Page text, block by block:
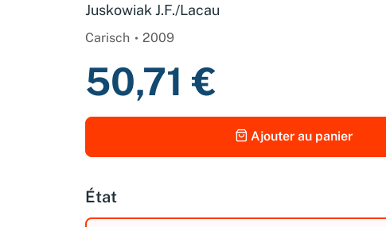
Juskowiak J.F./Lacau
Carisch 2009
50,71 €
Ajouter au panier
État